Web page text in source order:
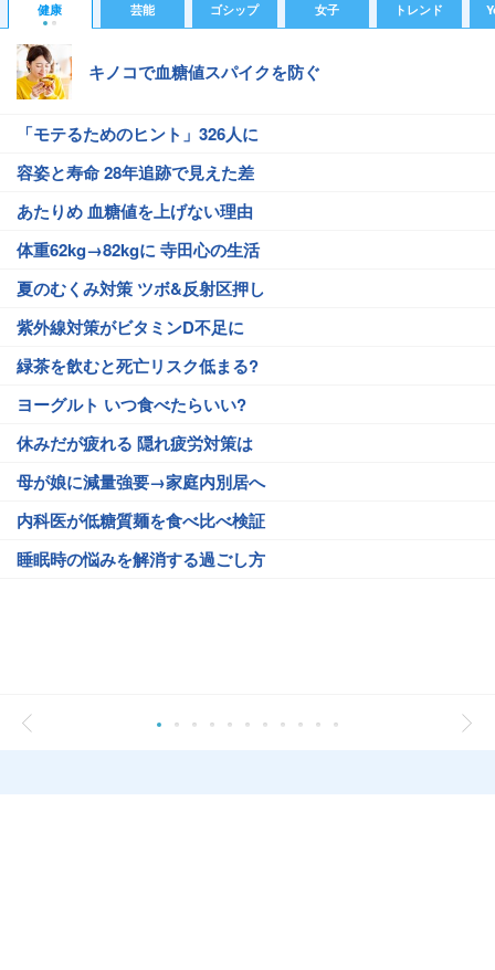
健康 芸能 ゴシップ 女子 トレンド
キノコで血糖値スパイクを防ぐ
「モテるためのヒント」326人に
容姿と寿命 28年追跡で見えた差
あたりめ 血糖値を上げない理由
体重62kg→82kgに 寺田心の生活
夏のむくみ対策 ツボ&反射区押し
紫外線対策がビタミンD不足に
緑茶を飲むと死亡リスク低まる?
ヨーグルト いつ食べたらいい?
休みだが疲れる 隠れ疲労対策は
母が娘に減量強要→家庭内別居へ
内科医が低糖質麺を食べ比べ検証
睡眠時の悩みを解消する過ごし方